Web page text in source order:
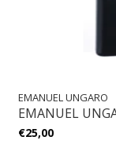
EMANUEL UNGARO
EMANUEL
€25,00